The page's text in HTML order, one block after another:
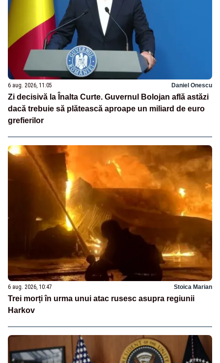
6 aug. 2026, 11:05 Daniel Onescu
Zi decisivă la Înalta Curte. Guvernul Bolojan află astăzi
dacă trebuie să plătească aproape un miliard de euro
grefierilor
6 aug. 2026, 10:47 Stoica Marian
Trei morți în urma unui atac rusesc asupra regiunii
Harkov